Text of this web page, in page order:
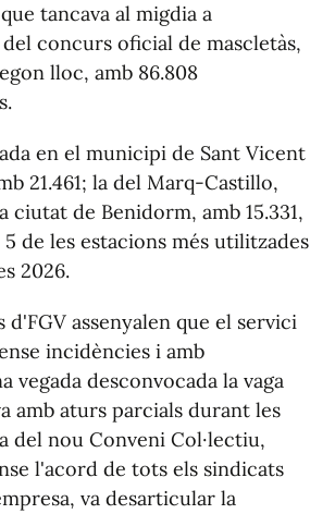
tancava al migdia a
concurs oficial de mascletàs,
lloc, amb 86.808
en el municipi de Sant Vicent
21.461; la del Marq-Castillo,
ciutat de Benidorm, amb 15.331,
de les estacions més utilitzades
2026.
d'FGV assenyalen que el servici
incidències i amb
vegada desconvocada la vaga
amb aturs parcials durant les
del nou Conveni Col·lectiu,
l'acord de tots els sindicats
va desarticular la